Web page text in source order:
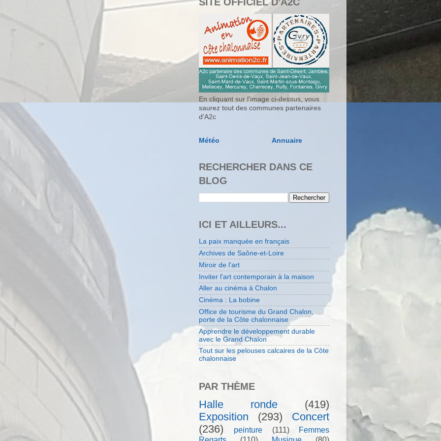
En cliquant sur l'image ci-dessus, vous
saurez tout des communes partenaires
d'A2c
Météo Annuaire
RECHERCHER DANS CE
BLOG
ICI ET AILLEURS...
La paix manquée en français
Archives de Saône-et-Loire
Miroir de l'art
Inviter l'art contemporain à la maison
Aller au cinéma à Chalon
Cinéma : La bobine
Office de tourisme du Grand Chalon,
porte de la Côte chalonnaise
Apprendre le développement durable
avec le Grand Chalon
Tout sur les pelouses calcaires de la Côte
chalonnaise
PAR THÈME
Halle ronde
(419)
Exposition
(293)
Concert
(236)
peinture (111)
Femmes